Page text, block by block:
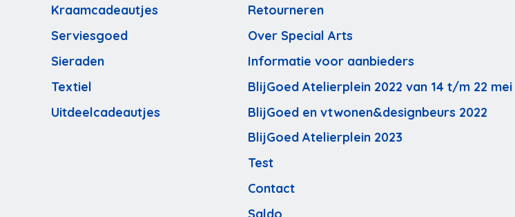
Kraamcadeautjes
Serviesgoed
Sieraden
Textiel
Uitdeelcadeautjes
Retourneren
Over Special Arts
Informatie voor aanbieders
BlijGoed Atelierplein 2022 van 14 t/m 22 mei
BlijGoed en vtwonen&designbeurs 2022
BlijGoed Atelierplein 2023
Test
Contact
Saldo